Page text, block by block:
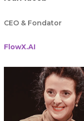
CEO & Fondator
FlowX.AI